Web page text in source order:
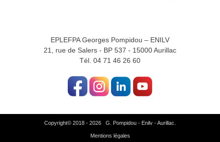
EPLEFPA Georges Pompidou – ENILV
21, rue de Salers - BP 537 - 15000 Aurillac
Tél. 04 71 46 26 60
Copyright© 2018 - 2026 G. Pompidou - Enilv - Aurillac.
Mentions légales